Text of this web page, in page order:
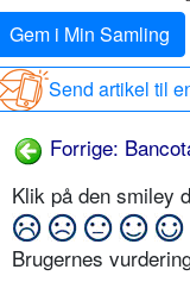
Gem i Min Samling
Send artikel til
Forrige:
Klik på den smiley
Brugernes